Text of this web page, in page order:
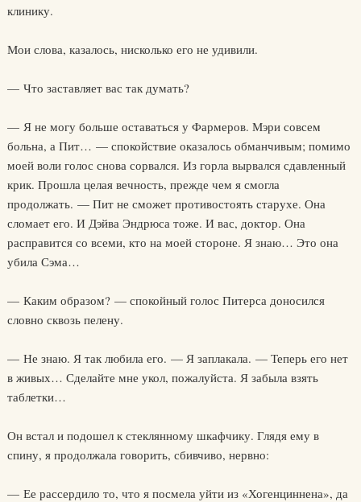
клинику.
Мои слова, казалось, нисколько его не удивили.
— Что заставляет вас так думать?
— Я не могу больше оставаться у Фармеров. Мэри совсем
больна, а Пит… — спокойствие оказалось обманчивым; помимо
моей воли голос снова сорвался. Из горла вырвался сдавленный
крик. Прошла целая вечность, прежде чем я смогла
продолжать. — Пит не сможет противостоять старухе. Она
сломает его. И Дэйва Эндрюса тоже. И вас, доктор. Она
расправится со всеми, кто на моей стороне. Я знаю… Это она
убила Сэма…
— Каким образом? — спокойный голос Питерса доносился
словно сквозь пелену.
— Не знаю. Я так любила его. — Я заплакала. — Теперь его нет
в живых… Сделайте мне укол, пожалуйста. Я забыла взять
таблетки…
Он встал и подошел к стеклянному шкафчику. Глядя ему в
спину, я продолжала говорить, сбивчиво, нервно:
— Ее рассердило то, что я посмела уйти из «Хогенциннена», да